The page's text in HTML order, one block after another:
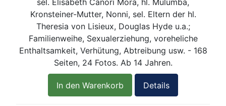
sel. Elisabeth Canori Mora, hl. Mulumba,
Kronsteiner-Mutter, Nonni, sel. Eltern der hl.
Theresia von Lisieux, Douglas Hyde u.a.;
Familienweihe, Sexualerziehung, voreheliche
Enthaltsamkeit, Verhütung, Abtreibung usw. - 168
Seiten, 24 Fotos. Ab 14 Jahren.
In den Warenkorb Details